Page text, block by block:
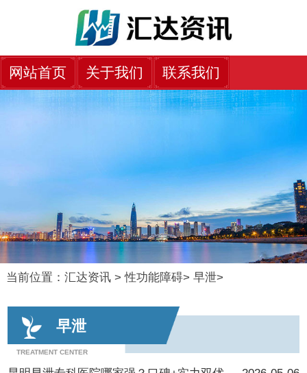
网站首页 关于我们 联系我们
当前位置： 汇达资讯>性功能障碍> 早泄>
早泄
TREATMENT CENTER